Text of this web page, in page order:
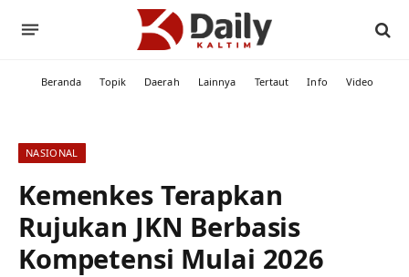
Beranda Topik Daerah Lainnya Tertaut Info Video
NASIONAL
Kemenkes Terapkan
Rujukan JKN Berbasis
Kompetensi Mulai 2026